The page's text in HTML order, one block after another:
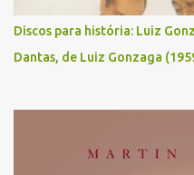
Discos para história: Luiz
Dantas, de Luiz Gonzaga